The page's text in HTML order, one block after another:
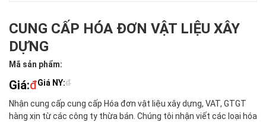
CUNG CẤP HÓA ĐƠN VẬT LIỆU XÂY
DỰNG
Mã sản phẩm:
Giá:đGiá NY:đ
Nhận cung cấp cung cấp Hóa đơn vật liệu xây dựng, VAT, GTGT
hàng xịn từ các công ty thừa bán. Chúng tôi nhận viết các loại hóa